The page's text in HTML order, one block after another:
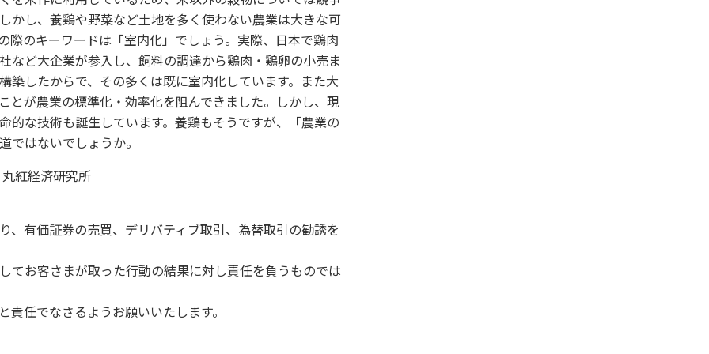
かし、養鶏や野菜など土地を多く使わない農業は大きな可
際のキーワードは「室内化」でしょう。実際、日本で鶏肉
など大企業が参入し、飼料の調達から鶏肉・鶏卵の小売ま
築したからで、その多くは既に室内化しています。また大
とが農業の標準化・効率化を阻んできました。しかし、現
的な技術も誕生しています。養鶏もそうですが、「農業の
ではないでしょうか。
紅経済研究所
、有価証券の売買、デリバティブ取引、為替取引の勧誘を
てお客さまが取った行動の結果に対し責任を負うものでは
任でなさるようお願いいたします。